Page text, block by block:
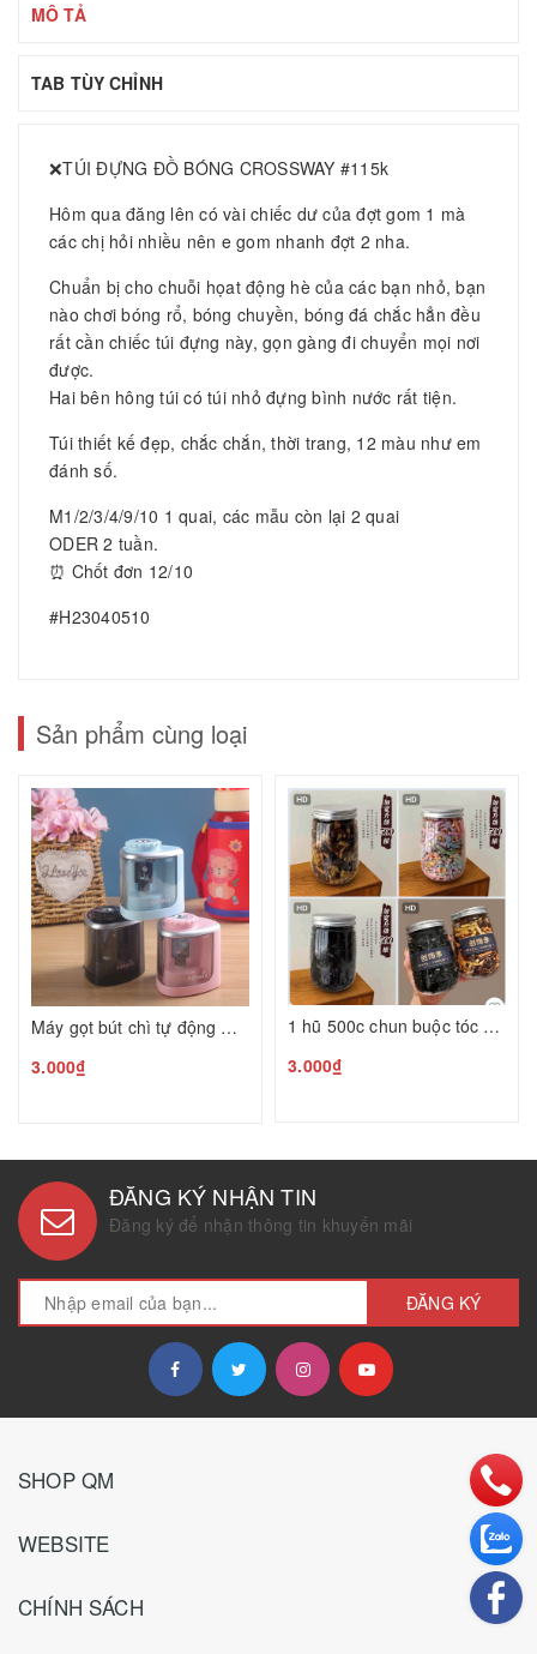
MÔ TẢ
TAB TÙY CHỈNH
❌TÚI ĐỰNG ĐỒ BÓNG CROSSWAY #115k
Hôm qua đăng lên có vài chiếc dư của đợt gom 1 mà
các chị hỏi nhiều nên e gom nhanh đợt 2 nha.
Chuẩn bị cho chuỗi họat động hè của các bạn nhỏ, bạn
nào chơi bóng rổ, bóng chuyền, bóng đá chắc hẳn đều
rất cần chiếc túi đựng này, gọn gàng đi chuyển mọi nơi
được.
Hai bên hông túi có túi nhỏ đựng bình nước rất tiện.
Túi thiết kế đẹp, chắc chắn, thời trang, 12 màu như em
đánh số.
M1/2/3/4/9/10 1 quai, các mẫu còn lại 2 quai
ODER 2 tuần.
⏰ Chốt đơn 12/10
#H23040510
Sản phẩm cùng loại
Máy gọt bút chì tự động Hàn Quốc H26080407
3.000₫
1 hũ 500c chun buộc tóc H26080343
3.000₫
ĐĂNG KÝ NHẬN TIN
Đăng ký để nhận thông tin khuyến mãi
ĐĂNG KÝ
SHOP QM
WEBSITE
CHÍNH SÁCH